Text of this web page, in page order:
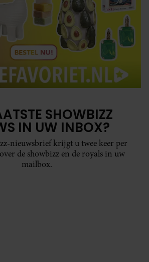
SHOWBIZZ
IN UW INBOX?
nieuwsbrief krijgt u twee keer per
de showbizz en de royals in uw
mailbox.